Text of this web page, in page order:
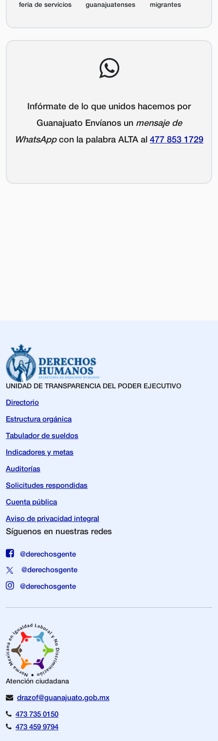
feria de servicios guanajuatenses migrantes
Infórmate de lo que unidos hacemos por
Guanajuato Envíanos un mensaje de
WhatsAppcon la palabra ALTA al 477 853 1729
UNIDAD DE TRANSPARENCIA DEL PODER EJECUTIVO
Directorio
Estructura orgánica
Tabulador de sueldos
Indicadores y metas
Auditorías
Solicitudes respondidas
Cuenta pública
Aviso de privacidad integral
Síguenos en nuestras redes
@derechosgente
@derechosgente
@derechosgente
Atención ciudadana
drazof@guanajuato.gob.mx
473 735 0150
473 459 9794